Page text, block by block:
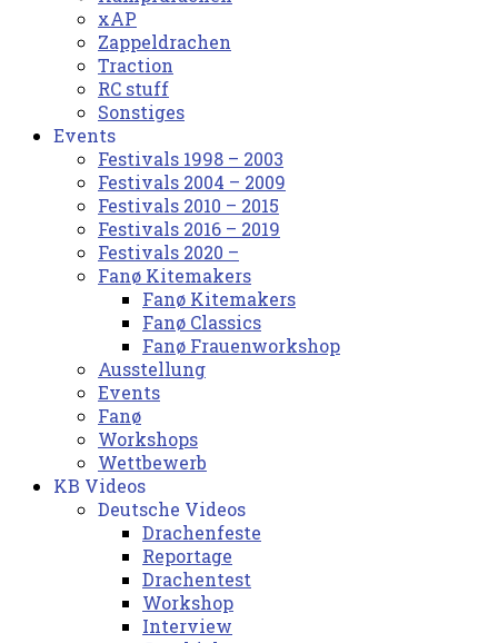
xAP
Zappeldrachen
Traction
RC stuff
Sonstiges
Events
Festivals 1998 – 2003
Festivals 2004 – 2009
Festivals 2010 – 2015
Festivals 2016 – 2019
Festivals 2020 –
Fanø Kitemakers
Fanø Kitemakers
Fanø Classics
Fanø Frauenworkshop
Ausstellung
Events
Fanø
Workshops
Wettbewerb
KB Videos
Deutsche Videos
Drachenfeste
Reportage
Drachentest
Workshop
Interview